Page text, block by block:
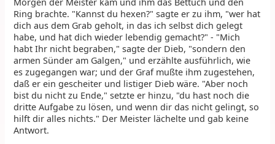
Ring brachte. "Kannst du hexen?" sagte er zu ihm, "wer hat
dich aus dem Grab geholt, in das ich selbst dich gelegt
habe, und hat dich wieder lebendig gemacht?" - "Mich
habt Ihr nicht begraben," sagte der Dieb, "sondern den
armen Sünder am Galgen," und erzählte ausführlich, wie
es zugegangen war; und der Graf mußte ihm zugestehen,
daß er ein gescheiter und listiger Dieb wäre. "Aber noch
bist du nicht zu Ende," setzte er hinzu, "du hast noch die
dritte Aufgabe zu lösen, und wenn dir das nicht gelingt, so
hilft dir alles nichts." Der Meister lächelte und gab keine
Antwort.